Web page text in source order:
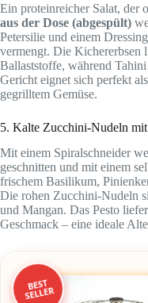
Ein proteinreicher Salat, der
aus der Dose (abgespült)
Petersilie und einem
vermengt. Die Kichererbsen
Ballaststoffe, während
Gericht eignet sich perfekt
gegrilltem Gemüse.
5. Kalte Zucchini-Nudeln
Mit einem Spiralschneider
geschnitten und mit einem
frischem Basilikum,
Die rohen Zucchini-Nudeln
und Mangan. Das Pesto
Geschmack – eine ideale
BEST
SELLER